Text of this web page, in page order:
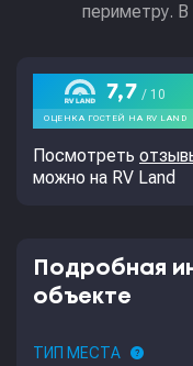
периметру. В
Посмотреть
можно на RV Land
Подробная
объекте
ТИП МЕСТА help